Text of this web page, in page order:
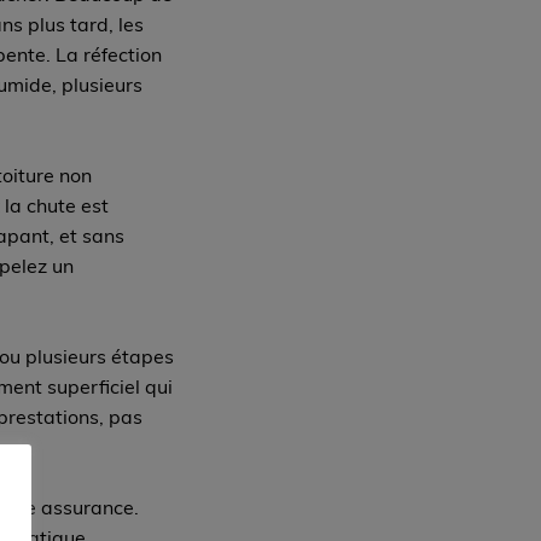
plus tard, les
La réfection
plusieurs
non
chute est
et sans
un
plusieurs étapes
superficiel qui
pas
assurance.